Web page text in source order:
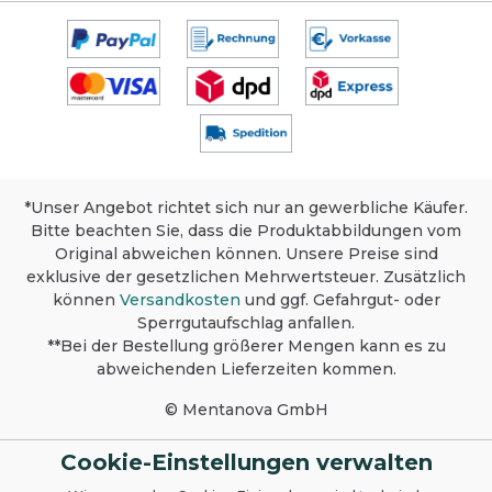
Anwendungsbereich: Für gewerbliche
Wäschereien entwickelt. Anwendung mittels
automatischer Dosierung. Produktsicherheit,
Lagerung und Umweltschutz Sicherheit: Nur
für professionelle Anwendung. Weitere
Informationen finden Sie im
Sicherheitsdatenblatt. Lagerung: Im
Effizienz immer die korrekte Dosierung und
die niedrigste empfohlene Temperatur. Dies
minimiert sowohl Energie- als auch
Wasserverbrauch und reduziert die
Wasserverschmutzung. Zertifikate und
Auszeichnungen
*Unser Angebot richtet sich nur an gewerbliche Käufer.
Bitte beachten Sie, dass die Produktabbildungen vom
Original abweichen können. Unsere Preise sind
exklusive der gesetzlichen Mehrwertsteuer. Zusätzlich
können Versandkosten und ggf. Gefahrgut- oder
Sperrgutaufschlag anfallen.
**Bei der Bestellung größerer Mengen kann es zu
abweichenden Lieferzeiten kommen.
© Mentanova GmbH
Cookie-Einstellungen verwalten